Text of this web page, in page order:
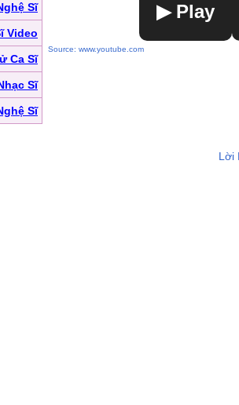
Sĩ
Video
Ca Sĩ
Sĩ
Sĩ
▶ Play
Source: www.youtube.com
Lời